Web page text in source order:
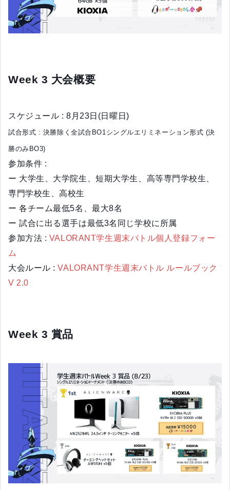
Week 3 大会概要
スケジュール : 8月23日(日曜日)
試合形式 : 決勝除く全試合BO1シングルエリミネーション形式 (決
勝のみBO3)
参加条件 :
ー 大学生、大学院生、短期大学生、高等専門学校生、
専門学校生、高校生
ー 各チーム最低5名、最大8名
ー 試合に出る選手は最低3名同じ学校に所属
参加方法 : VALORANT学生週末バトル個人登録フォー
ム
大会ルール :VALORANT学生週末バトル ルールブック
V 2.0
Week 3 賞品